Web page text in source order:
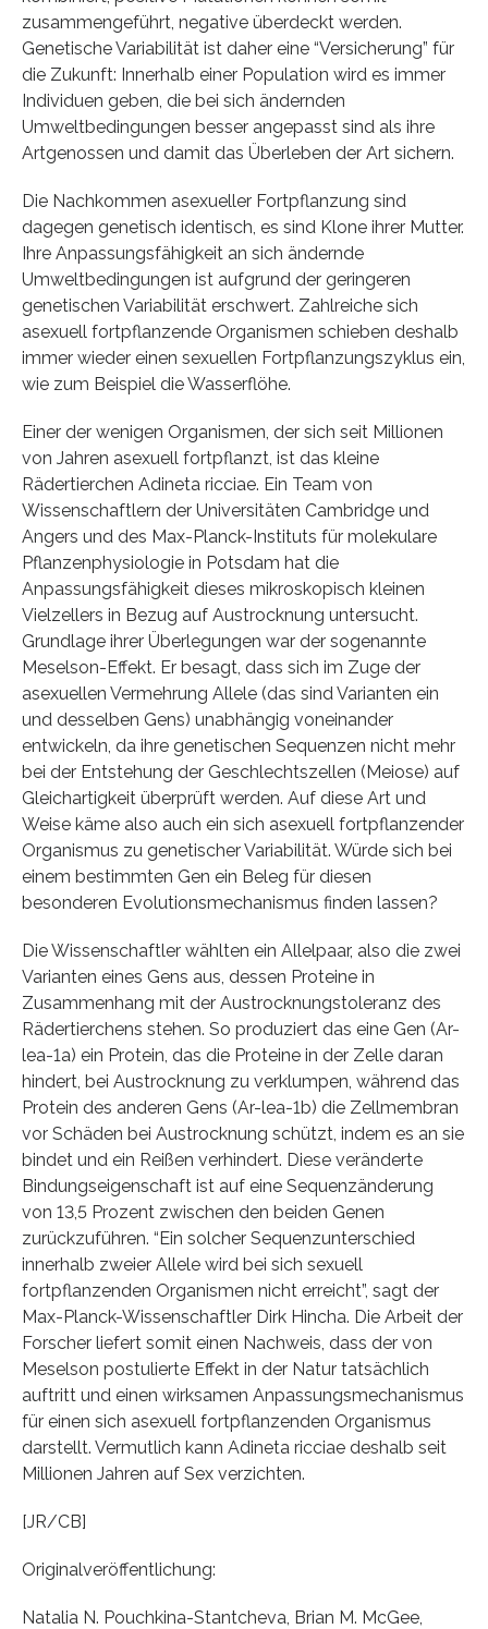
zusammengeführt, negative überdeckt werden.
Genetische Variabilität ist daher eine “Versicherung” für
die Zukunft: Innerhalb einer Population wird es immer
Individuen geben, die bei sich ändernden
Umweltbedingungen besser angepasst sind als ihre
Artgenossen und damit das Überleben der Art sichern.
Die Nachkommen asexueller Fortpflanzung sind
dagegen genetisch identisch, es sind Klone ihrer Mutter.
Ihre Anpassungsfähigkeit an sich ändernde
Umweltbedingungen ist aufgrund der geringeren
genetischen Variabilität erschwert. Zahlreiche sich
asexuell fortpflanzende Organismen schieben deshalb
immer wieder einen sexuellen Fortpflanzungszyklus ein,
wie zum Beispiel die Wasserflöhe.
Einer der wenigen Organismen, der sich seit Millionen
von Jahren asexuell fortpflanzt, ist das kleine
Rädertierchen Adineta ricciae. Ein Team von
Wissenschaftlern der Universitäten Cambridge und
Angers und des Max-Planck-Instituts für molekulare
Pflanzenphysiologie in Potsdam hat die
Anpassungsfähigkeit dieses mikroskopisch kleinen
Vielzellers in Bezug auf Austrocknung untersucht.
Grundlage ihrer Überlegungen war der sogenannte
Meselson-Effekt. Er besagt, dass sich im Zuge der
asexuellen Vermehrung Allele (das sind Varianten ein
und desselben Gens) unabhängig voneinander
entwickeln, da ihre genetischen Sequenzen nicht mehr
bei der Entstehung der Geschlechtszellen (Meiose) auf
Gleichartigkeit überprüft werden. Auf diese Art und
Weise käme also auch ein sich asexuell fortpflanzender
Organismus zu genetischer Variabilität. Würde sich bei
einem bestimmten Gen ein Beleg für diesen
besonderen Evolutionsmechanismus finden lassen?
Die Wissenschaftler wählten ein Allelpaar, also die zwei
Varianten eines Gens aus, dessen Proteine in
Zusammenhang mit der Austrocknungstoleranz des
Rädertierchens stehen. So produziert das eine Gen (Ar-
lea-1a) ein Protein, das die Proteine in der Zelle daran
hindert, bei Austrocknung zu verklumpen, während das
Protein des anderen Gens (Ar-lea-1b) die Zellmembran
vor Schäden bei Austrocknung schützt, indem es an sie
bindet und ein Reißen verhindert. Diese veränderte
Bindungseigenschaft ist auf eine Sequenzänderung
von 13,5 Prozent zwischen den beiden Genen
zurückzuführen. “Ein solcher Sequenzunterschied
innerhalb zweier Allele wird bei sich sexuell
fortpflanzenden Organismen nicht erreicht”, sagt der
Max-Planck-Wissenschaftler Dirk Hincha. Die Arbeit der
Forscher liefert somit einen Nachweis, dass der von
Meselson postulierte Effekt in der Natur tatsächlich
auftritt und einen wirksamen Anpassungsmechanismus
für einen sich asexuell fortpflanzenden Organismus
darstellt. Vermutlich kann Adineta ricciae deshalb seit
Millionen Jahren auf Sex verzichten.
[JR/CB]
Originalveröffentlichung:
Natalia N. Pouchkina-Stantcheva, Brian M. McGee,